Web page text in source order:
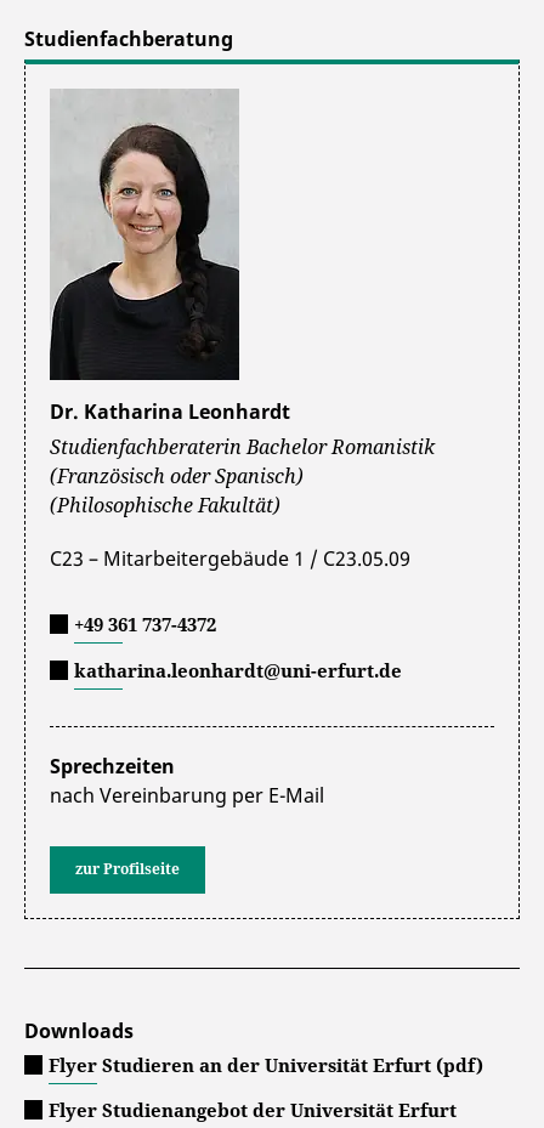
Studienfachberatung
Dr. Katharina Leonhardt
Studienfachberaterin Bachelor Romanistik
(Französisch oder Spanisch)
(Philosophische Fakultät)
C23 – Mitarbeitergebäude 1 / C23.05.09
+49 361 737-4372
katharina.leonhardt@uni-erfurt.de
Sprechzeiten
nach Vereinbarung per E-Mail
zur Profilseite
Downloads
Flyer Studieren an der Universität Erfurt (pdf)
Flyer Studienangebot der Universität Erfurt